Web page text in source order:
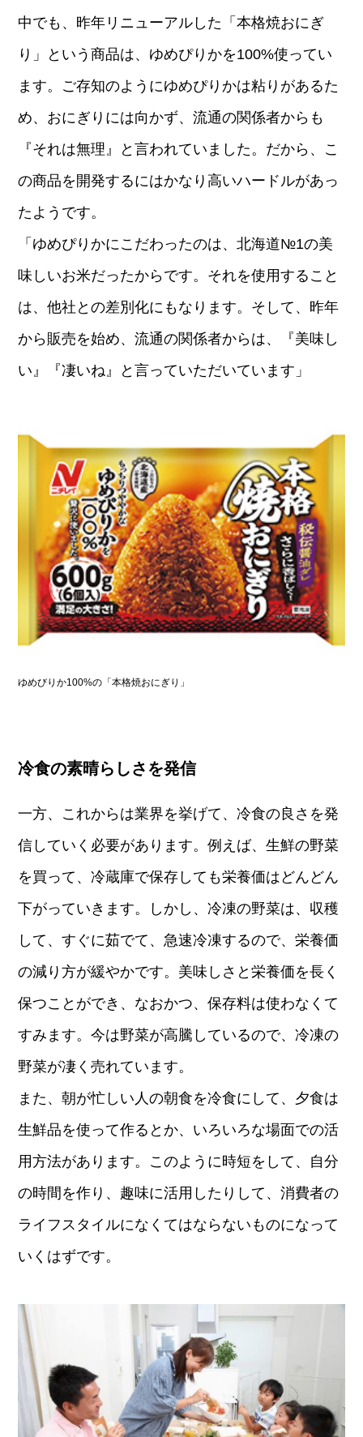
中でも、昨年リニューアルした「本格焼おにぎ
り」という商品は、ゆめぴりかを100%使ってい
ます。ご存知のようにゆめぴりかは粘りがあるた
め、おにぎりには向かず、流通の関係者からも
『それは無理』と言われていました。だから、こ
の商品を開発するにはかなり高いハードルがあっ
たようです。
「ゆめぴりかにこだわったのは、北海道№1の美
味しいお米だったからです。それを使用すること
は、他社との差別化にもなります。そして、昨年
から販売を始め、流通の関係者からは、『美味し
い』『凄いね』と言っていただいています」
ゆめびりか100%の「本格焼おにぎり」
冷食の素晴らしさを発信
一方、これからは業界を挙げて、冷食の良さを発
信していく必要があります。例えば、生鮮の野菜
を買って、冷蔵庫で保存しても栄養価はどんどん
下がっていきます。しかし、冷凍の野菜は、収穫
して、すぐに茹でて、急速冷凍するので、栄養価
の減り方が緩やかです。美味しさと栄養価を長く
保つことができ、なおかつ、保存料は使わなくて
すみます。今は野菜が高騰しているので、冷凍の
野菜が凄く売れています。
また、朝が忙しい人の朝食を冷食にして、夕食は
生鮮品を使って作るとか、いろいろな場面での活
用方法があります。このように時短をして、自分
の時間を作り、趣味に活用したりして、消費者の
ライフスタイルになくてはならないものになって
いくはずです。